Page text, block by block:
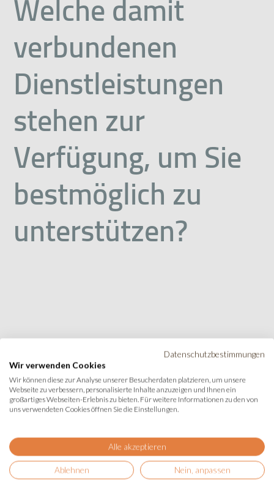
verbundenen
Dienstleistungen
stehen zur
Verfügung, um Sie
bestmöglich zu
unterstützen?
Datenschutzbestimmungen
Wir verwenden Cookies
Wir können diese zur Analyse unserer Besucherdaten platzieren, um unsere
Webseite zu verbessern, personalisierte Inhalte anzuzeigen und Ihnen ein
großartiges Webseiten-Erlebnis zu bieten. Für weitere Informationen zu den von
uns verwendeten Cookies öffnen Sie die Einstellungen.
Alle akzeptieren
Ablehnen Nein, anpassen